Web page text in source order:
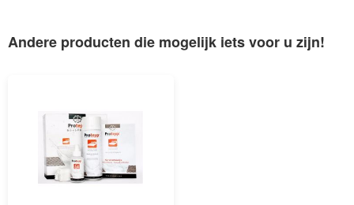
Andere producten die mogelijk iets voor u zijn!